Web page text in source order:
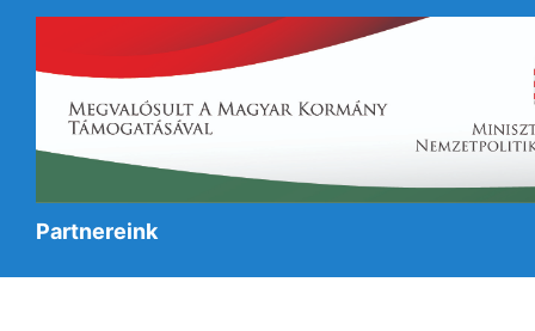
Partnereink